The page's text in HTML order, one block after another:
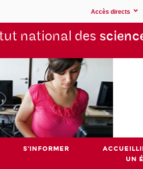
Accès directs
national des
S'INFORMER
UN